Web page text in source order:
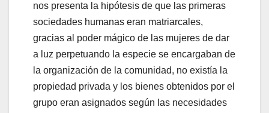
nos presenta la hipótesis de que las primeras
sociedades humanas eran matriarcales,
gracias al poder mágico de las mujeres de dar
a luz perpetuando la especie se encargaban de
la organización de la comunidad, no existía la
propiedad privada y los bienes obtenidos por el
grupo eran asignados según las necesidades